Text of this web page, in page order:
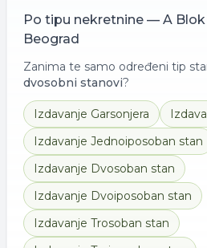
Po tipu nekretnine — A
Beograd
Zanima te samo određeni tip
dvosobni stanovi?
Izdavanje Garsonjera
Izdavanje Jednoiposoban stan
Izdavanje Dvosoban stan
Izdavanje Dvoiposoban stan
Izdavanje Trosoban stan